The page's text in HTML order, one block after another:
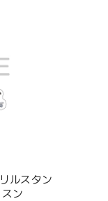
ルスタン
ン